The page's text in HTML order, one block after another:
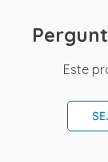
Este